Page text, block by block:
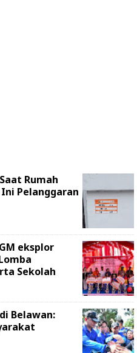
Rumah
Pelanggaran
eksplor
Sekolah
Belawan: